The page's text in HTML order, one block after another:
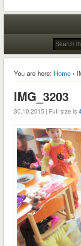
You are here: Home›
IMG_3203
30.10.2015 | Full size is